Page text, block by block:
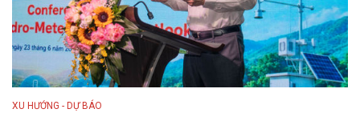
XU HƯỚNG - DỰ BÁO